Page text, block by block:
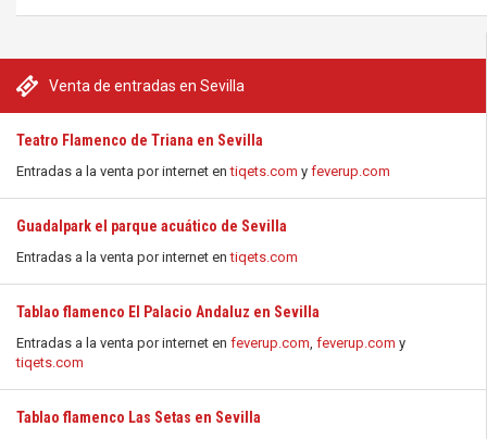
Venta de entradas en Sevilla
Teatro Flamenco de Triana en Sevilla
Entradas a la venta por internet entiqets.com y feverup.com
Guadalpark el parque acuático de Sevilla
Entradas a la venta por internet entiqets.com
Tablao flamenco El Palacio Andaluz en Sevilla
Entradas a la venta por internet en feverup.com, feverup.com y
tiqets.com
Tablao flamenco Las Setas en Sevilla